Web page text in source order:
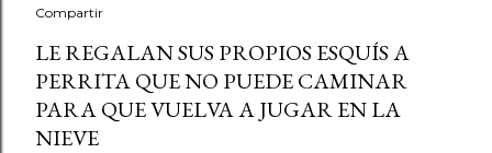
Compartir
LE REGALAN SUS PROPIOS ESQUÍS A
PERRITA QUE NO PUEDE CAMINAR
PARA QUE VUELVA A JUGAR EN LA
NIEVE